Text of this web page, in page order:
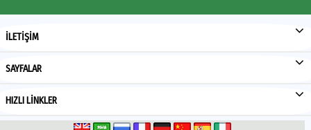
İLETİŞİM
SAYFALAR
HIZLI LİNKLER